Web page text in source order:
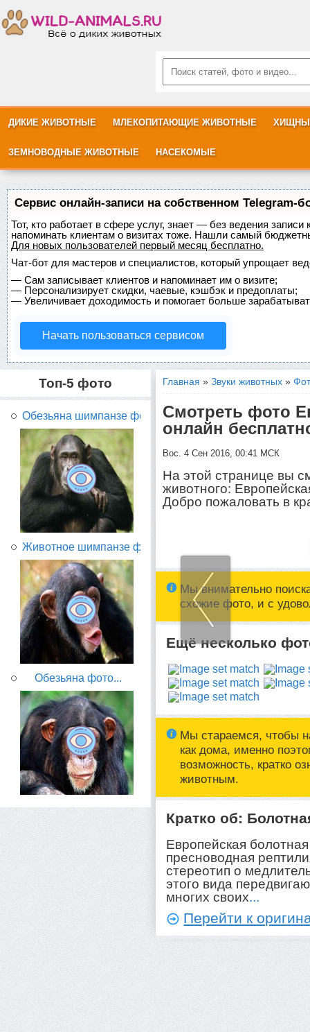
ДИКИЕ ЖИВОТНЫЕ МЛЕКОПИТАЮЩИЕ ЖИВОТНЫЕ
ЗЕМНОВОДНЫЕ ЖИВОТНЫЕ НАСЕКОМЫЕ
Сервис онлайн-записи на собственном Telegram-
Тот, кто работает в сфере услуг, знает — без ведения
напоминать клиентам о визитах тоже. Нашли самый
Для новых пользователей первый месяц бесплатно.
Чат-бот для мастеров и специалистов, который упрощает
— Сам записывает клиентов и напоминает им о визите;
— Персонализирует скидки, чаевые, кэшбэк и предоплаты;
— Увеличивает доходимость и помогает больше
Начать пользоваться сервисом
Топ-5 фото
Обезьяна шимпанзе фото...
Животное шимпанзе фото...
Обезьяна фото...
Главная »Звуки животных »
Смотреть фото
онлайн
Вос. 4 Сен 2016, 00:41 МСК
На этой странице вы
животного:
Добро пожаловать в
Мы внимательно
схожие фото, и с
Ещё несколько
Мы стараемся, чтобы
как дома, именно
возможность, кратко
животным.
Кратко об:
Европейская
пресноводная
стереотип о
этого вида
многих своих...
Перейти к